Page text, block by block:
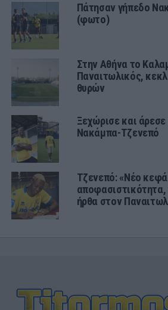
Πάτησαν γήπεδο
(φωτο)
Στην Αθήνα το
Παναιτωλικός,
θυρών
Ξεχώρισε και
Νακάμπα-Τζενεπό
Τζενεπό: «Νέο
ήρθα στον